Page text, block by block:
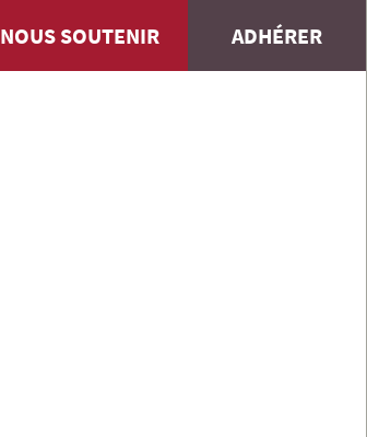
NOUS SOUTENIR ADHÉRER